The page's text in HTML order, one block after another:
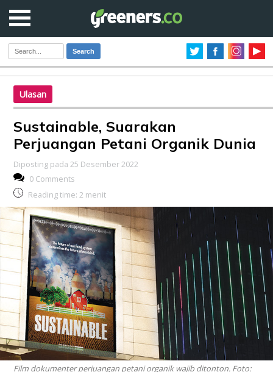
Search
Ulasan
Sustainable, Suarakan
Perjuangan Petani Organik Dunia
Diposting pada 25 Desember 2022
0 Comments
Reading time: 2 menit
Film dokumenter perjuangan petani organik wajib ditonton. Foto: